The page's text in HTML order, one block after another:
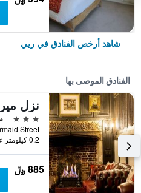
شاهد أرخص الفنادق في ريي
الفنادق الموصى بها
نزل
3 نجوم
0.2 كيلومتر عن وسط المدينة
885 ﷼